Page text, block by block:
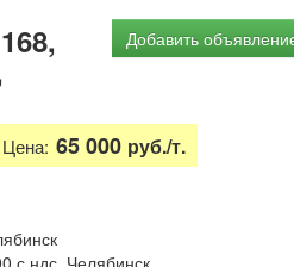
Добавить
Цена: 65 000 руб./т.
с ндс, Челябинск